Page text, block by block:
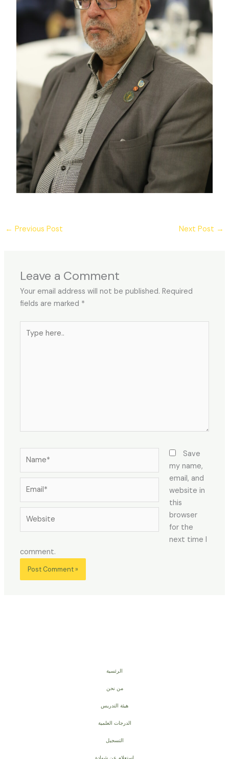
← Previous Post Next Post →
Leave a Comment
Your email address will not be published. Required
fields are marked *
here..
Save
my name,
email, and
website in
this
browser
for the
next time I
comment.
الرئسية
من نحن
هيئة التدريس
الدرجات العلمية
التسجيل